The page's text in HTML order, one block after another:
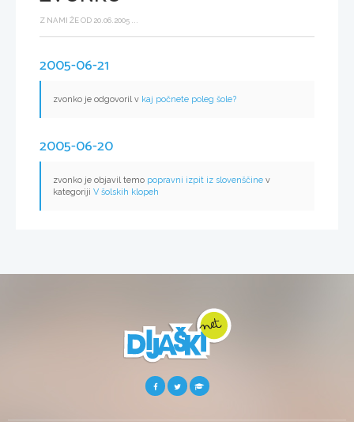
Z NAMI ŽE OD 20.06.2005 ...
2005-06-21
zvonko je odgovoril v kaj počnete poleg šole?
2005-06-20
zvonko je objavil temo popravni izpit iz slovenščine v
kategoriji V šolskih klopeh